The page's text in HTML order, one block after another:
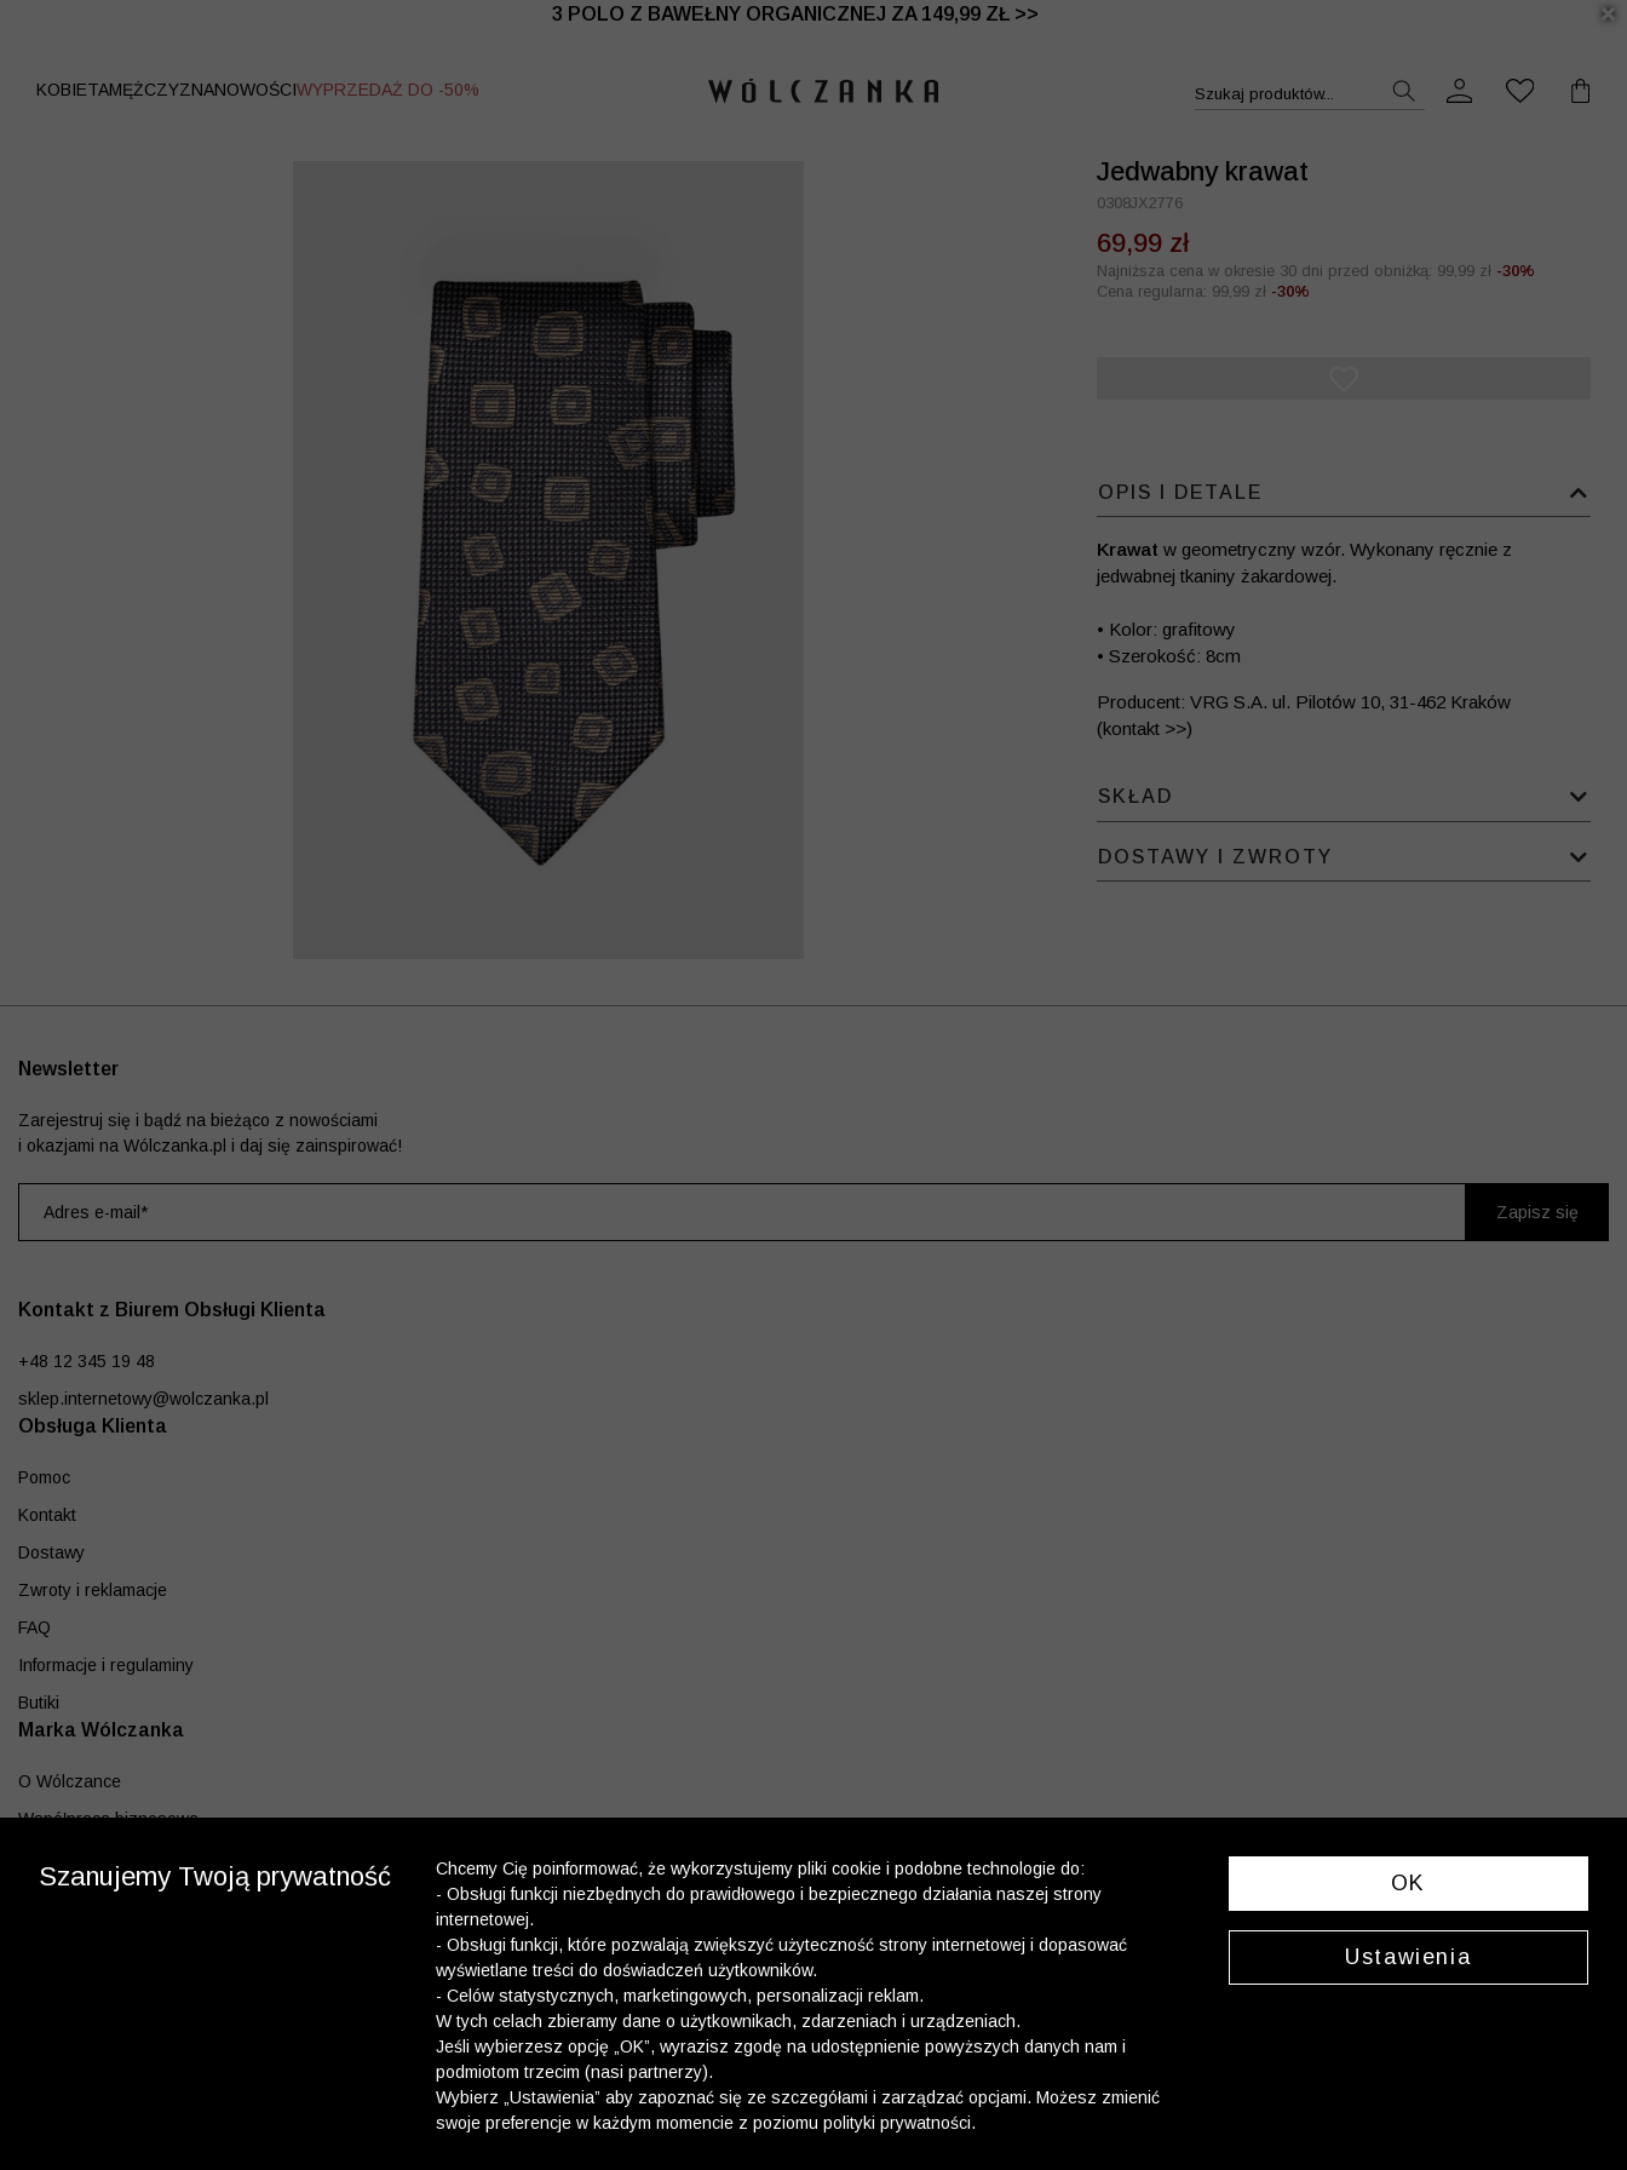
3 POLO Z BAWEŁNY ORGANICZNEJ ZA 149,99 ZŁ >>
WYPRZEDAŻ DO -50% | DODATKOWE -30% NA DRUGI I TRZECI PRODUKT >>
KOBIETAMĘŻCZYZNANOWOŚCIWYPRZEDAŻ DO -50% Szukaj produktów...
Jedwabny krawat
0308JX2776
69,99 zł
Najniższa cena w okresie 30 dni przed obniżką: 99,99 zł -30%
Cena regularna: 99,99 zł -30%
OPIS I DETALE
Krawat w geometryczny wzór. Wykonany ręcznie z
jedwabnej tkaniny żakardowej.
• Kolor: grafitowy
• Szerokość: 8cm
Producent: VRG S.A. ul. Pilotów 10, 31-462 Kraków
(kontakt >>)
SKŁAD
DOSTAWY I ZWROTY
Kontakt z Biurem Obsługi Klienta
+48 12 345 19 48
sklep.internetowy@wolczanka.pl
Obsługa Klienta
Pomoc
Kontakt
Dostawy
Zwroty i reklamacje
FAQ
Informacje i regulaminy
Butiki
Marka Wólczanka
O Wólczance
Współpraca biznesowa
Program lojalnościowy
Newsletter
Zarejestruj się i bądź na bieżąco z nowościami
i okazjami na Wólczanka.pl i daj się zainspirować!
Szanujemy Twoją prywatność
Chcemy Cię poinformować, że wykorzystujemy pliki cookie i podobne technologie do:
- Obsługi funkcji niezbędnych do prawidłowego i bezpiecznego działania naszej strony
internetowej.
- Obsługi funkcji, które pozwalają zwiększyć użyteczność strony internetowej i dopasować
wyświetlane treści do doświadczeń użytkowników.
- Celów statystycznych, marketingowych, personalizacji reklam.
W tych celach zbieramy dane o użytkownikach, zdarzeniach i urządzeniach.
Jeśli wybierzesz opcję „OK”, wyrazisz zgodę na udostępnienie powyższych danych nam i
podmiotom trzecim (nasi partnerzy).
Wybierz „Ustawienia” aby zapoznać się ze szczegółami i zarządzać opcjami. Możesz zmienić
swoje preferencje w każdym momencie z poziomu polityki prywatności.
OK
Ustawienia